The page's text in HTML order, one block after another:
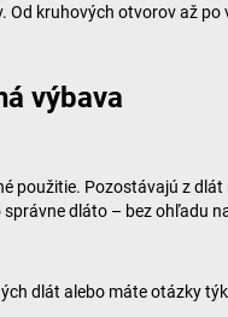
Od kruhových otvorov až
výbava
použitie. Pozostávajú z
dláto – bez ohľadu
dlát alebo máte otázky